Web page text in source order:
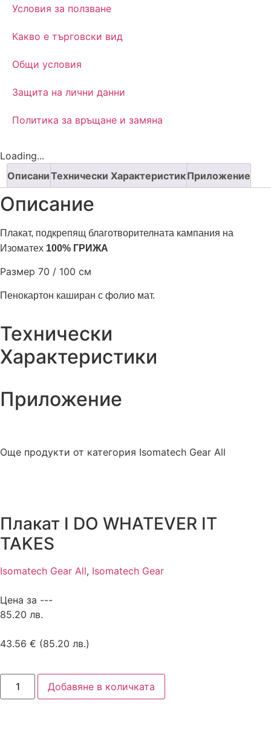
Условия за ползване
Какво е търговски вид
Oбщи условия
Защита на лични данни
Политика за връщане и замяна
Loading...
ОписаниеТехнически ХарактеристикиПриложение
Описание
Плакат, подкрепящ благотворителната кампания на
Изоматех 100% ГРИЖА
Размер 70 / 100 см
Пенокартон каширан с фолио мат.
Технически
Характеристики
Приложение
Още продукти от категория Isomatech Gear All
Плакат I DO WHATEVER IT
TAKES
Isomatech Gear All, Isomatech Gear
Цена за ---
85.20 лв.
43.56 € (85.20 лв.)
Добавяне в количката